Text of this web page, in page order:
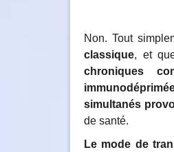
Non. Tout
classique, et
chroniques
simultanés
de santé.
Le mode de